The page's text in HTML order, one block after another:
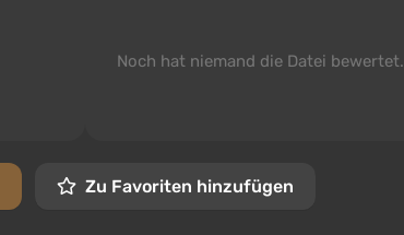
Noch hat niemand die Datei bewertet.
Zu Favoriten hinzufügen